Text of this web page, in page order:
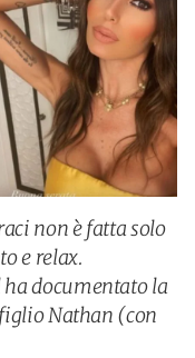
non è fatta solo
e relax.
documentato la
Nathan (con